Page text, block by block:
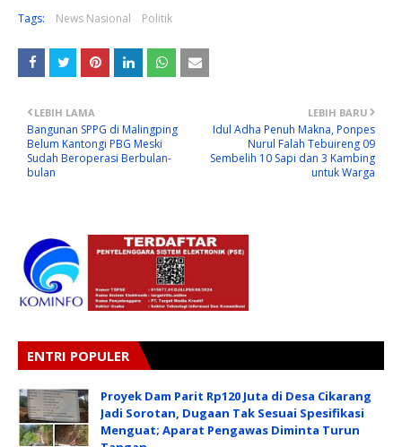
Tags: News Nasional Politik
LEBIH BARU
Idul Adha Penuh Makna, Ponpes
Nurul Falah Tebuireng 09
Sembelih 10 Sapi dan 3 Kambing
untuk Warga
LEBIH LAMA
Bangunan SPPG di Malingping
Belum Kantongi PBG Meski
Sudah Beroperasi Berbulan-
bulan
ENTRI POPULER
Proyek Dam Parit Rp120 Juta di Desa Cikarang
Jadi Sorotan, Dugaan Tak Sesuai Spesifikasi
Menguat; Aparat Pengawas Diminta Turun